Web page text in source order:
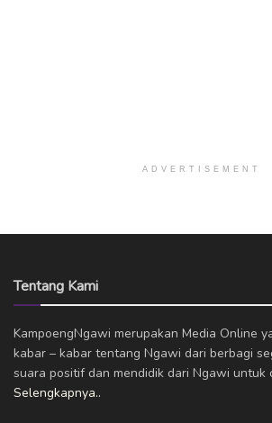
ADVERTISEMENT
Tentang Kami
KampoengNgawi merupakan Media Online
kabar – kabar tentang Ngawi dari berbagi
suara positif dan mendidik dari Ngawi untuk
Selengkapnya..